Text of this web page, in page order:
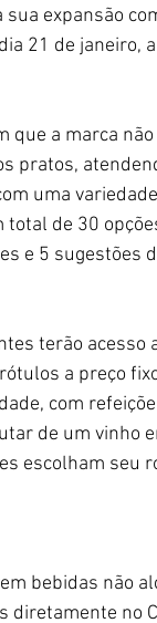
sua expansão
21 de janeiro,
que a marca
pratos,
uma
total de 30
e 5 sugestões
terão
a preço
com
de um vinho
escolham seu
bebidas não
no